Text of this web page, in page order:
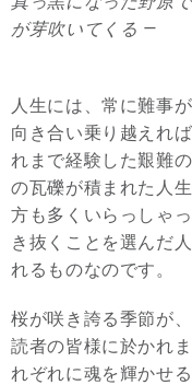
が芽吹いてくる —
人生には、常に難事
向き合い乗り越えれ
れまで経験した艱難
の瓦礫が積まれた人
方も多くいらっしゃ
き抜くことを選んだ
れるものなのです。
桜が咲き誇る季節が
読者の皆様に於かれ
れぞれに魂を輝かせ